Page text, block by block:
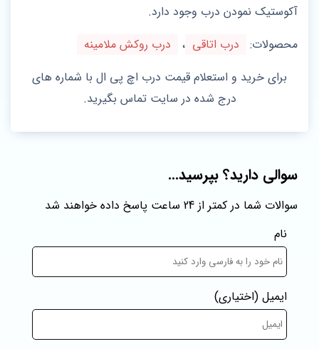
آکوستیک نمودن درب وجود دارد.
محصولات:
درب اتاقی ،
درب روکش ملامینه
برای خرید و استعلام قیمت درب اچ پی ال با شماره های
درج شده در سایت تماس بگیرید.
سوالی دارید؟ بپرسید...
سوالات شما در کمتر از 24 ساعت پاسخ داده خواهند شد
نام
ایمیل (اختیاری)